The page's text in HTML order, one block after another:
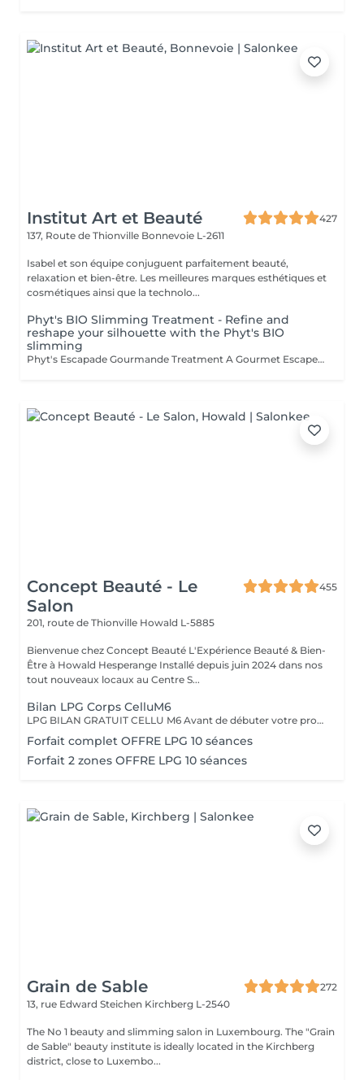
Institut Art et Beauté
427
137, Route de Thionville Bonnevoie L-2611
Isabel et son équipe conjuguent parfaitement beauté,
relaxation et bien-être. Les meilleures marques esthétiques et
cosmétiques ainsi que la technolo...
Phyt's BIO Slimming Treatment - Refine and
reshape your silhouette with the Phyt's BIO
slimming
Phyt's Escapade Gourmande Treatment A Gourmet Escape Certified Organic Indulge in our Escapade Gourmande treatment, a truly sensory escape certified organic, combining softness and pleasure for an ultimate relaxation experience. Coconut Scrub: Gentle Exfoliation: Coconut pulp gently removes dead skin cells, revealing smooth and refined skin. Skin Enhancement: This scrub reveals a naturally radiant and refreshed complexion. Shea Butter Wrap: Intense Hydration: Shea butter melts onto your body, providing deep nourishment and hydration. Deep Relaxation: This well-being massage offers profound relaxation and unparalleled comfort. Cocoa Wrap: Sensory Awakening: Cocoa envelops your skin in a fragrant, warming embrace, awakening your senses and extending the feeling of well-being. Gourmet Delight: The enchanting cocoa aroma adds a touch of indulgence to your experience. Why Choose This Treatment? A Unique Sensory Escape: This treatment is a complete sensory adventure, offering both well-being and pleasure at every step. Organic Ingredients: Enjoy the best of nature with certified organic ingredients while respecting the environment. A Moment of Pure Indulgence: Treat yourself to a luxurious pause where stress and tension melt away. You deserve this moment of luxury and well-being. We look forward to providing you with an unforgettable gourmet escape.Esthéticiennes Fatima Lisette Carla Marie Francesca Mirza
Concept Beauté - Le
Salon
455
201, route de Thionville Howald L-5885
Bienvenue chez Concept Beauté L'Expérience Beauté & Bien-
Être à Howald Hesperange Installé depuis juin 2024 dans nos
tout nouveaux locaux au Centre S...
Bilan LPG Corps CelluM6
LPG BILAN GRATUIT CELLU M6 Avant de débuter votre programme LPG, nous vous offrons un bilan personnalisé. Cette séance permet d'analyser votre peau, d'évaluer vos besoins et de définir ensemble le protocole le plus adapté à vos objectifs (fermeté, cellulite, drainage, remodelage). Grâce à la technologie brevetée LPG Endermologie, nous vous conseillons un programme sur-mesure pour optimiser vos résultats dès la première séance. Un accompagnement exclusif : En plus de votre programme LPG, bénéficiez des conseils d'une professionnelle, coach en nutrition et bien-être, pour des résultats optimisés et durables. Un suivi global pour retrouver une silhouette harmonieuse et une meilleure vitalité ! Le Lipomassage est une technique issu de l'endermologie ,c'est la solution aux problèmes de cellulite, de graisses localisées et de relachement cutané. Cellu M6 combine trois efets majeurs: - Le destockage : il active la lipolyse et stimule les adipocytes déclenchant la libération des graisses - Le raffermissement : il stimule les fibroblastes pour générer collagène et élastine - Le rescultage : il décloisonne les amas graisseux et agit sur les septas ( aspect capitons )
Forfait complet OFFRE LPG 10 séances
Forfait 2 zones OFFRE LPG 10 séances
Grain de Sable
272
13, rue Edward Steichen Kirchberg L-2540
The No 1 beauty and slimming salon in Luxembourg. The "Grain
de Sable" beauty institute is ideally located in the Kirchberg
district, close to Luxembo...